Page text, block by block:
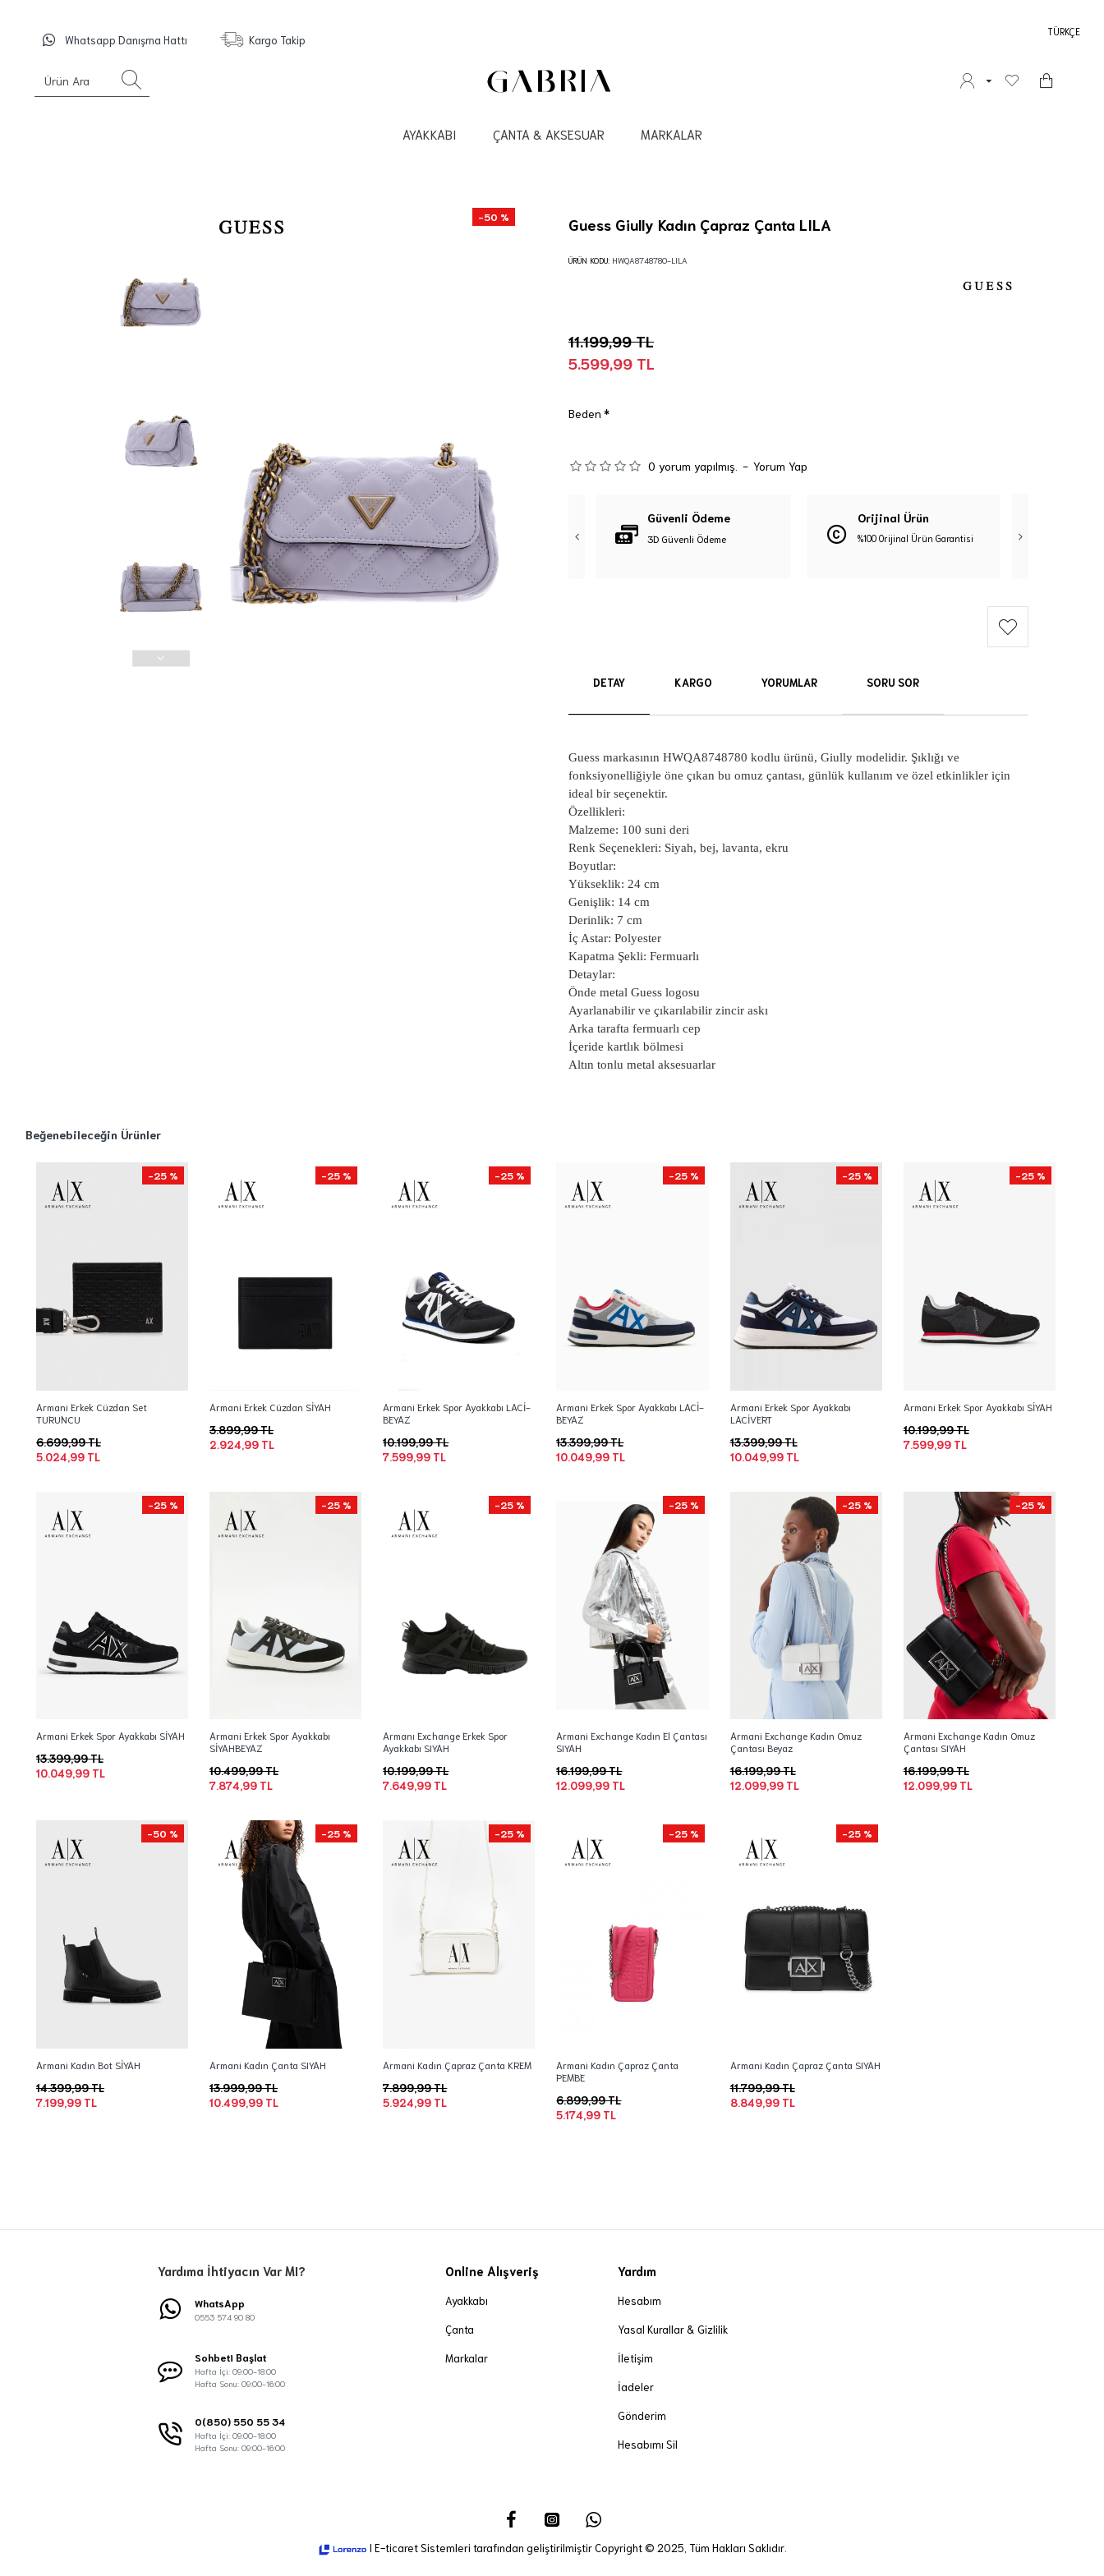
Whatsapp Danışma Hattı Kargo Takip
TÜRKÇE
AYAKKABI ÇANTA & AKSESUAR MARKALAR
-50 % Guess Giully Kadın Çapraz Çanta LILA
0 yorum yapılmış. - Yorum Yap
5.599,99 TL
11.199,99 TL
ÜRÜN KODU: HWQA8748780-LILA
Beden
Güvenli Ödeme
3D Güvenli Ödeme
Orijinal Ürün
%100 Orijinal Ürün Garantisi
Güvenli Ödeme
3D Güvenli Ödeme
Orijinal Ürün
%100 Orijinal Ürün Garantisi
DETAY KARGO YORUMLAR SORU SOR
Guess markasının HWQA8748780 kodlu ürünü, Giully modelidir. Şıklığı ve
fonksiyonelliğiyle öne çıkan bu omuz çantası, günlük kullanım ve özel etkinlikler için
ideal bir seçenektir.
Özellikleri:
Malzeme: 100 suni deri
Renk Seçenekleri: Siyah, bej, lavanta, ekru
Boyutlar:
Yükseklik: 24 cm
Genişlik: 14 cm
Derinlik: 7 cm
İç Astar: Polyester
Kapatma Şekli: Fermuarlı
Detaylar:
Önde metal Guess logosu
Ayarlanabilir ve çıkarılabilir zincir askı
Arka tarafta fermuarlı cep
İçeride kartlık bölmesi
Altın tonlu metal aksesuarlar
Beğenebileceğin Ürünler
-25 %
Armani Erkek Cüzdan Set
TURUNCU
5.024,99 TL
6.699,99 TL
-25 %
Armani Erkek Cüzdan SİYAH
2.924,99 TL
3.899,99 TL
-25 %
Armani Erkek Spor Ayakkabı LACİ-
BEYAZ
7.599,99 TL
10.199,99 TL
-25 %
Armani Erkek Spor Ayakkabı LACİ-
BEYAZ
10.049,99 TL
13.399,99 TL
-25 %
Armani Erkek Spor Ayakkabı
LACİVERT
10.049,99 TL
13.399,99 TL
-25 %
Armani Erkek Spor Ayakkabı SİYAH
7.599,99 TL
10.199,99 TL
-25 %
Armani Erkek Spor Ayakkabı SİYAH
10.049,99 TL
13.399,99 TL
-25 %
Armani Erkek Spor Ayakkabı
SİYAHBEYAZ
7.874,99 TL
10.499,99 TL
-25 %
Armanı Exchange Erkek Spor
Ayakkabı SIYAH
7.649,99 TL
10.199,99 TL
-25 %
Armani Exchange Kadın El Çantası
SIYAH
12.099,99 TL
16.199,99 TL
-25 %
Armani Exchange Kadın Omuz
Çantası Beyaz
12.099,99 TL
16.199,99 TL
-25 %
Armani Exchange Kadın Omuz
Çantası SIYAH
12.099,99 TL
16.199,99 TL
-50 %
Armani Kadın Bot SİYAH
7.199,99 TL
14.399,99 TL
-25 %
Armani Kadın Çanta SIYAH
10.499,99 TL
13.999,99 TL
-25 %
Armani Kadın Çapraz Çanta KREM
5.924,99 TL
7.899,99 TL
-25 %
Armani Kadın Çapraz Çanta
PEMBE
5.174,99 TL
6.899,99 TL
-25 %
Armani Kadın Çapraz Çanta SIYAH
8.849,99 TL
11.799,99 TL
Yardıma İhtiyacın Var MI?
WhatsApp
0553 574 90 80
Sohbeti Başlat
Hafta İçi: 09:00-18:00
Hafta Sonu: 09:00-16:00
0(850) 550 55 34
Hafta İçi: 09:00-18:00
Hafta Sonu: 09:00-16:00
Online Alışveriş
Ayakkabı
Çanta
Markalar
Yardım
Hesabım
Yasal Kurallar & Gizlilik
İletişim
İadeler
Gönderim
Hesabımı Sil
I E-ticaret Sistemleri tarafından geliştirilmiştir Copyright © 2025, Tüm Hakları Saklıdır.